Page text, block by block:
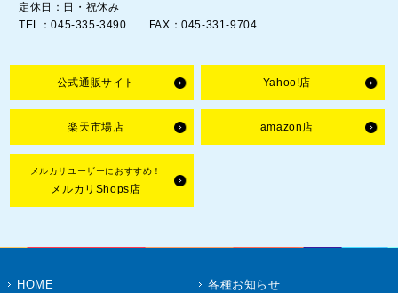
定休日：日・祝休み
TEL：045-335-3490 FAX：045-331-9704
公式通販サイト Yahoo!店
楽天市場店 amazon店
メルカリユーザーにおすすめ！
メルカリShops店
HOME
各種お知らせ